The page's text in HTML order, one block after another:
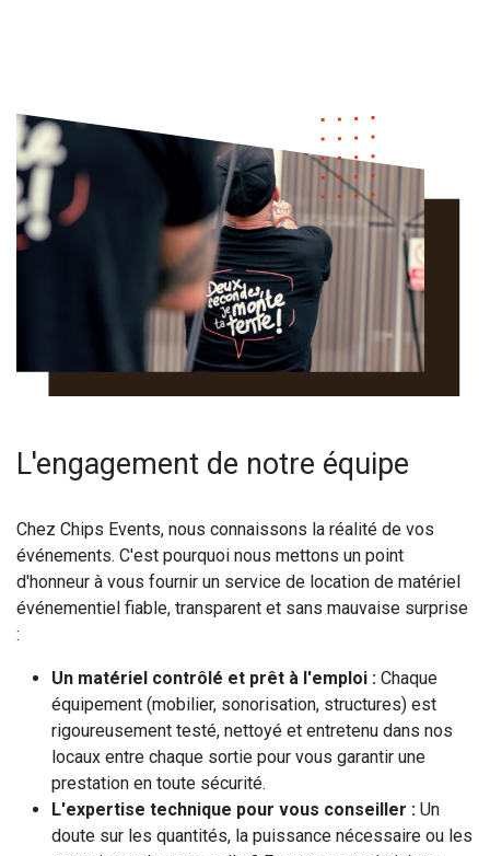
L'engagement de notre équipe
Chez Chips Events, nous connaissons la réalité de vos
événements. C'est pourquoi nous mettons un point
d'honneur à vous fournir un service de location de matériel
événementiel fiable, transparent et sans mauvaise surprise
:
Un matériel contrôlé et prêt à l'emploi : Chaque
équipement (mobilier, sonorisation, structures) est
rigoureusement testé, nettoyé et entretenu dans nos
locaux entre chaque sortie pour vous garantir une
prestation en toute sécurité.
L'expertise technique pour vous conseiller : Un
doute sur les quantités, la puissance nécessaire ou les